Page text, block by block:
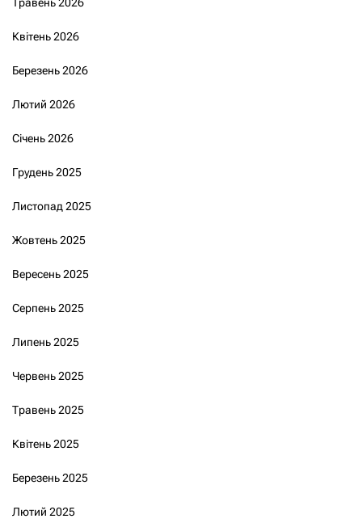
Квітень 2026
Березень 2026
Лютий 2026
Січень 2026
Грудень 2025
Листопад 2025
Жовтень 2025
Вересень 2025
Серпень 2025
Липень 2025
Червень 2025
Травень 2025
Квітень 2025
Березень 2025
Лютий 2025